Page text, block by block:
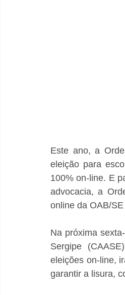
Este ano, a
eleição para
100% on-line. E
advocacia, a
online da OAB/
Na próxima
Sergipe
eleições on-line,
garantir a lisura,